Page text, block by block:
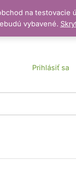
na testovacie
vybavené.
Prihlásiť sa